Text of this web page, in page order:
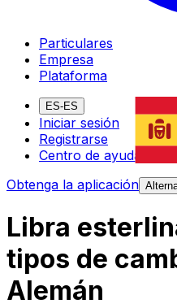
Particulares
Empresa
Plataforma
ES-ES
Iniciar sesión
Registrarse
Centro de ayuda
Obtenga la aplicación
Libra
tipos de
Alemán